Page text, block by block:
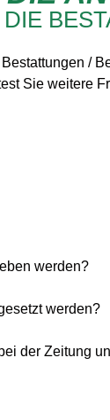
/
Sie weitere
werden?
werden?
der Zeitung